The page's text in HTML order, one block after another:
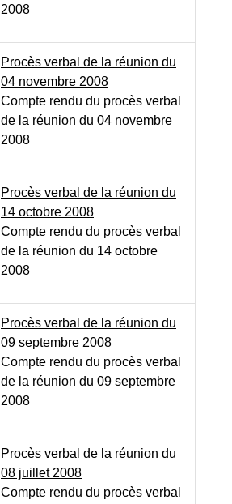
2008
Procès verbal de la réunion du
04 novembre 2008
Compte rendu du procès verbal
de la réunion du 04 novembre
2008
Procès verbal de la réunion du
14 octobre 2008
Compte rendu du procès verbal
de la réunion du 14 octobre
2008
Procès verbal de la réunion du
09 septembre 2008
Compte rendu du procès verbal
de la réunion du 09 septembre
2008
Procès verbal de la réunion du
08 juillet 2008
Compte rendu du procès verbal